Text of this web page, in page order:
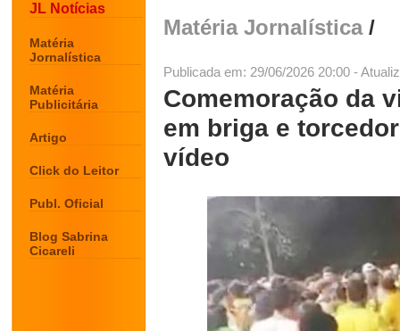
JL Notícias
Matéria
Jornalística
Matéria
Publicitária
Artigo
Click do Leitor
Publ. Oficial
Blog Sabrina
Cicareli
Matéria Jornalística/
Publicada em: 29/06/2026 20:00 -
Comemoração da
em briga e
vídeo